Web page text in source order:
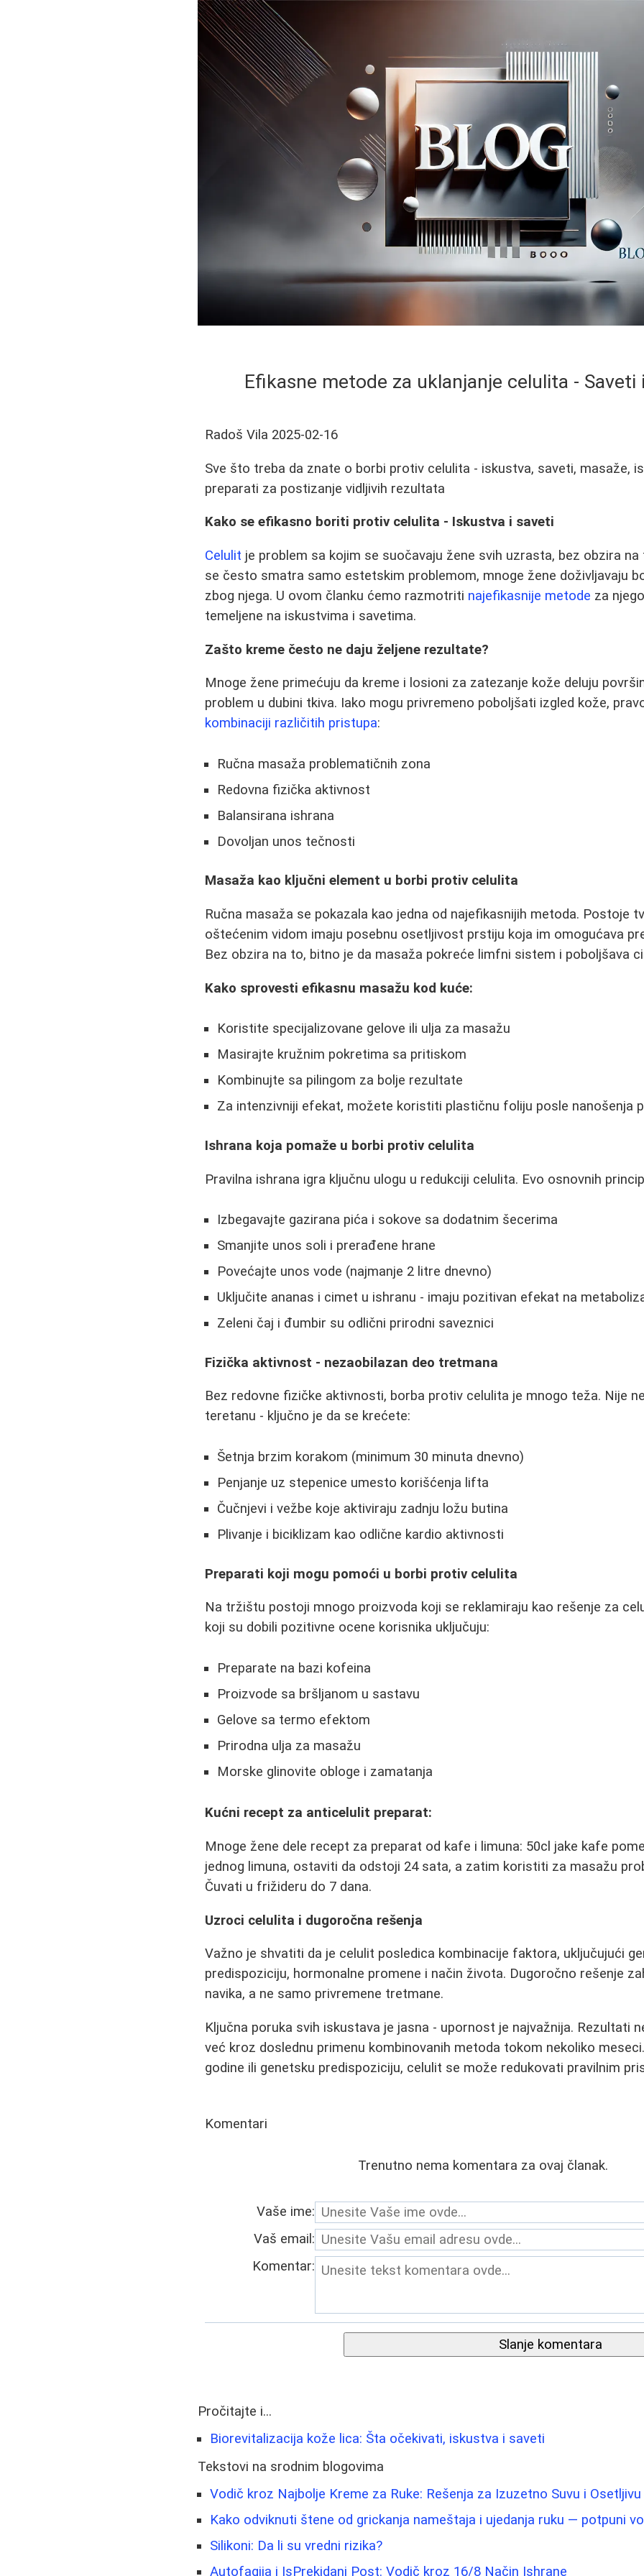
Efikasne metode za uklanjanje celulita - Saveti
Radoš Vila 2025-02-16
Sve što treba da znate o borbi protiv celulita - iskustva, saveti, masaže,
preparati za postizanje vidljivih rezultata
Kako se efikasno boriti protiv celulita - Iskustva i saveti
Celulit je problem sa kojim se suočavaju žene svih uzrasta, bez obzira na
se često smatra samo estetskim problemom, mnoge žene doživljavaju
zbog njega. U ovom članku ćemo razmotriti najefikasnije metode za
temeljene na iskustvima i savetima.
Zašto kreme često ne daju željene rezultate?
Mnoge žene primećuju da kreme i losioni za zatezanje kože deluju
problem u dubini tkiva. Iako mogu privremeno poboljšati izgled kože,
kombinaciji različitih pristupa:
Ručna masaža problematičnih zona
Redovna fizička aktivnost
Balansirana ishrana
Dovoljan unos tečnosti
Masaža kao ključni element u borbi protiv celulita
Ručna masaža se pokazala kao jedna od najefikasnijih metoda. Postoje
oštećenim vidom imaju posebnu osetljivost prstiju koja im omogućava
Bez obzira na to, bitno je da masaža pokreće limfni sistem i poboljšava
Kako sprovesti efikasnu masažu kod kuće:
Koristite specijalizovane gelove ili ulja za masažu
Masirajte kružnim pokretima sa pritiskom
Kombinujte sa pilingom za bolje rezultate
Za intenzivniji efekat, možete koristiti plastičnu foliju posle nanošenja
Ishrana koja pomaže u borbi protiv celulita
Pravilna ishrana igra ključnu ulogu u redukciji celulita. Evo osnovnih
Izbegavajte gazirana pića i sokove sa dodatnim šecerima
Smanjite unos soli i prerađene hrane
Povećajte unos vode (najmanje 2 litre dnevno)
Uključite ananas i cimet u ishranu - imaju pozitivan efekat na
Zeleni čaj i đumbir su odlični prirodni saveznici
Fizička aktivnost - nezaobilazan deo tretmana
Bez redovne fizičke aktivnosti, borba protiv celulita je mnogo teža. Nije
teretanu - ključno je da se krećete:
Šetnja brzim korakom (minimum 30 minuta dnevno)
Penjanje uz stepenice umesto korišćenja lifta
Čučnjevi i vežbe koje aktiviraju zadnju ložu butina
Plivanje i biciklizam kao odlične kardio aktivnosti
Preparati koji mogu pomoći u borbi protiv celulita
Na tržištu postoji mnogo proizvoda koji se reklamiraju kao rešenje za
koji su dobili pozitivne ocene korisnika uključuju:
Preparate na bazi kofeina
Proizvode sa bršljanom u sastavu
Gelove sa termo efektom
Prirodna ulja za masažu
Morske glinovite obloge i zamatanja
Kućni recept za anticelulit preparat:
Mnoge žene dele recept za preparat od kafe i limuna: 50cl jake kafe
jednog limuna, ostaviti da odstoji 24 sata, a zatim koristiti za masažu
Čuvati u frižideru do 7 dana.
Uzroci celulita i dugoročna rešenja
Važno je shvatiti da je celulit posledica kombinacije faktora, uključujući
predispoziciju, hormonalne promene i način života. Dugoročno rešenje
navika, a ne samo privremene tretmane.
Ključna poruka svih iskustava je jasna - upornost je najvažnija. Rezultati
već kroz doslednu primenu kombinovanih metoda tokom nekoliko
godine ili genetsku predispoziciju, celulit se može redukovati pravilnim
Komentari
Trenutno nema komentara za ovaj članak.
Vaše ime:
Vaš email:
Komentar:
Slanje komentara
Pročitajte i...
Biorevitalizacija kože lica: Šta očekivati, iskustva i saveti
Tekstovi na srodnim blogovima
Vodič kroz Najbolje Kreme za Ruke: Rešenja za Izuzetno Suvu i
Kako odviknuti štene od grickanja nameštaja i ujedanja ruku — potpuni
Silikoni: Da li su vredni rizika?
Autofagija i IsPrekidani Post: Vodič kroz 16/8 Način Ishrane